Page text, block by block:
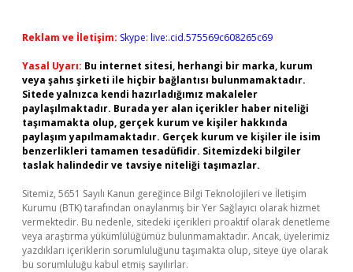
Reklam ve İletişim: Skype: live:.cid.575569c608265c69
Yasal Uyarı: Bu internet sitesi, herhangi bir marka, kurum
veya şahıs şirketi ile hiçbir bağlantısı bulunmamaktadır.
Sitede yalnızca kendi hazırladığımız makaleler
paylaşılmaktadır. Burada yer alan içerikler haber niteliği
taşımamakta olup, gerçek kurum ve kişiler hakkında
paylaşım yapılmamaktadır. Gerçek kurum ve kişiler ile isim
benzerlikleri tamamen tesadüfidir. Sitemizdeki bilgiler
taslak halindedir ve tavsiye niteliği taşımazlar.
Sitemiz, 5651 Sayılı Kanun gereğince Bilgi Teknolojileri ve İletişim
Kurumu (BTK) tarafından onaylanmış bir Yer Sağlayıcı olarak hizmet
vermektedir. Bu nedenle, sitedeki içerikleri proaktif olarak denetleme
veya araştırma yükümlülüğümüz bulunmamaktadır. Ancak, üyelerimiz
yazdıkları içeriklerin sorumluluğunu taşımakta olup, siteye üye olarak
bu sorumluluğu kabul etmiş sayılırlar.